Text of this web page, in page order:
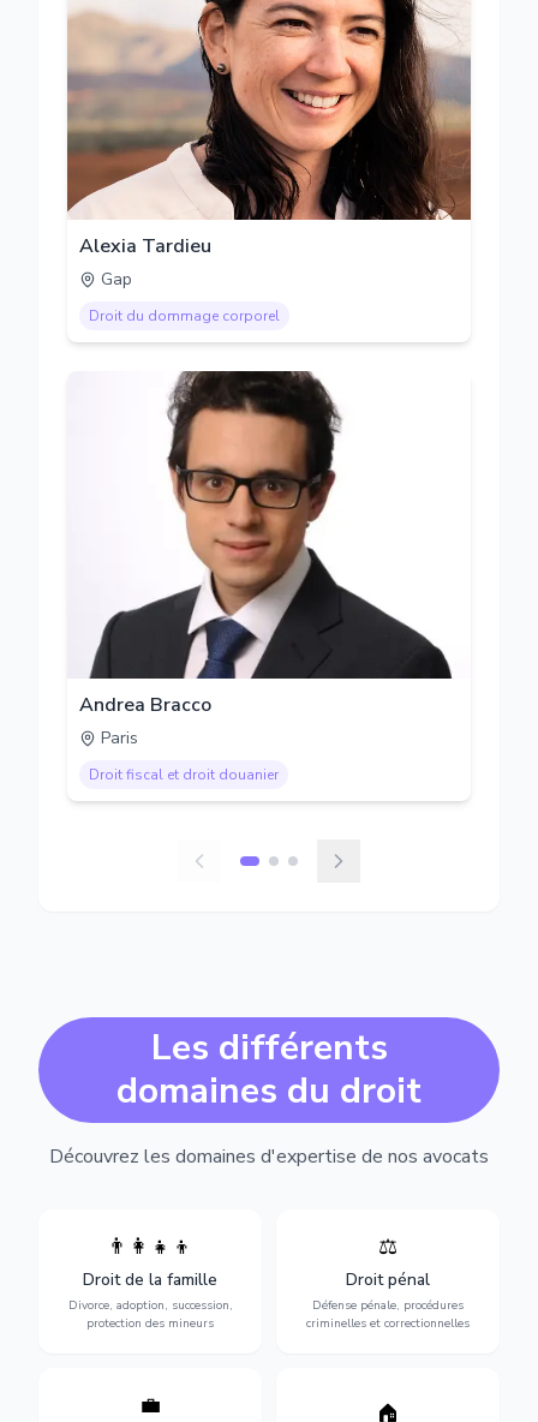
Alexia Tardieu
Gap
Droit du dommage corporel
Andrea Bracco
Paris
Droit fiscal et droit douanier
Les différents
domaines du droit
Découvrez les domaines d'expertise de nos avocats
👨‍👩‍👧‍👦
Droit de la famille
Divorce, adoption, succession,
protection des mineurs
Divorce, garde d'enfants,
adoption, succession et
protection des personnes
vulnérables.
⚖️
Droit pénal
Défense pénale, procédures
criminelles et correctionnelles
Expertise en matière pénale,
vue jusqu'au procès, pour
toute affaire correctionnelle
ou criminelle.
💼
Protection de vos droits au
🏠
Sécurisation de vos projets